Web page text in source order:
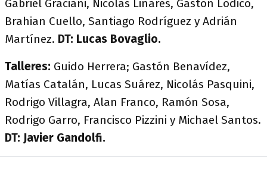
Gabriel Graciani, Nicolás Linares, Gastón Lodico,
Brahian Cuello, Santiago Rodríguez y Adrián
Martínez. DT: Lucas Bovaglio.
Talleres: Guido Herrera; Gastón Benavídez,
Matías Catalán, Lucas Suárez, Nicolás Pasquini,
Rodrigo Villagra, Alan Franco, Ramón Sosa,
Rodrigo Garro, Francisco Pizzini y Michael Santos.
DT: Javier Gandolfi.